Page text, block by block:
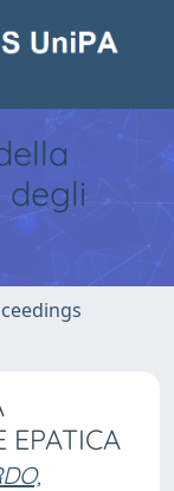
degli
EPATICA